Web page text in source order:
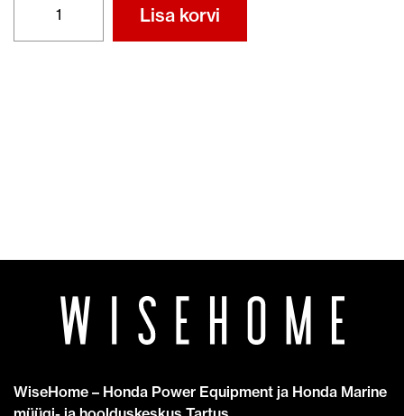
Lisa korvi
WiseHome – Honda Power Equipment ja Honda Marine